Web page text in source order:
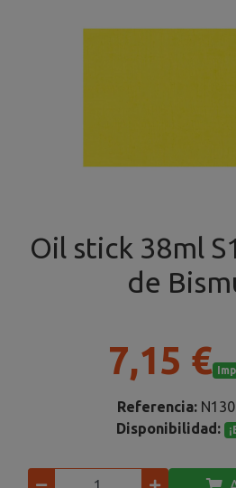
Oil stick 38ml
de
7,15 €
Referencia:
Disponibilidad: